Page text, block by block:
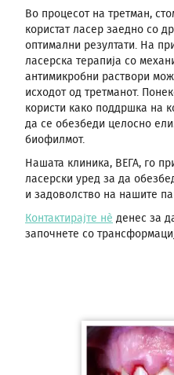
Во процесот на третман,
користат ласер заедно со
оптимални резултати. На
ласерска терапија со
антимикробни раствори
исходот од третманот.
користи како поддршка на
да се обезбеди целосно
биофилмот.
Нашата клиника, ВЕГА, го
ласерски уред за да
и задоволство на нашите
Контактирајте нè денес за
започнете со